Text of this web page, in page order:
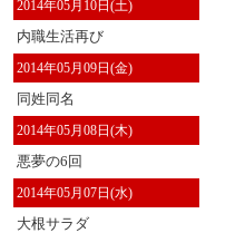
2014年05月10日(土)
内職生活再び
2014年05月09日(金)
同姓同名
2014年05月08日(木)
悪夢の6回
2014年05月07日(水)
大根サラダ